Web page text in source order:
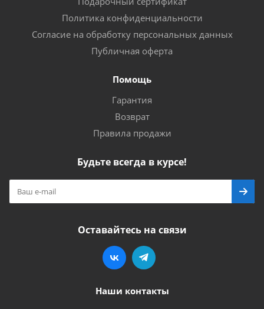
Политика конфиденциальности
Согласие на обработку персональных данных
Публичная оферта
Помощь
Гарантия
Возврат
Правила продажи
Будьте всегда в курсе!
Оставайтесь на связи
Наши контакты